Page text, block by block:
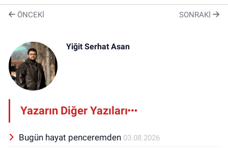
ÖNCEKI SONRAKI
Yiğit Serhat Asan
Yazarın Diğer Yazıları
Bugün hayat penceremden 03.08.2026